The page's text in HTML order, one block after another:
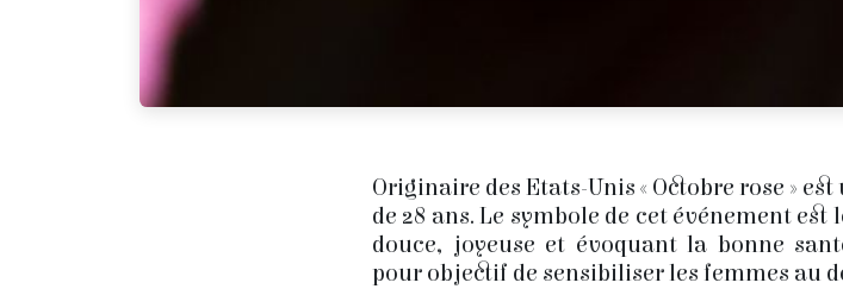
Originaire des Etats-Unis « Octobre rose »
de 28 ans. Le symbole de cet événement
douce, joyeuse et évoquant la bonne
pour objectif de sensibiliser les femmes au